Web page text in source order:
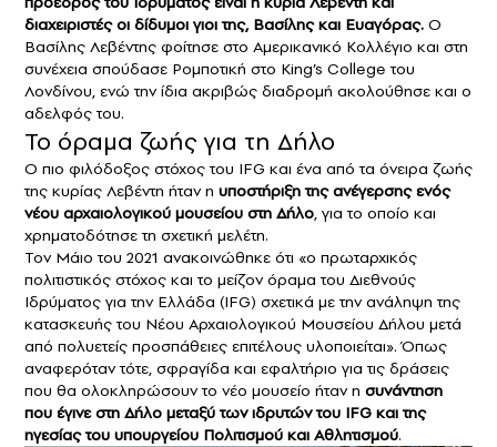
διαχειριστές οι δίδυμοι γιοι της, Βασίλης και Ευαγόρας. Ο
Βασίλης Λεβέντης φοίτησε στο Αμερικανικό Κολλέγιο και στη
συνέχεια σπούδασε Ρομποτική στο King’s College του
Λονδίνου, ενώ την ίδια ακριβώς διαδρομή ακολούθησε και ο
αδελφός του.
Το όραμα ζωής για τη Δήλο
Ο πιο φιλόδοξος στόχος του IFG και ένα από τα όνειρα ζωής
της κυρίας Λεβέντη ήταν η υποστήριξη της ανέγερσης ενός
νέου αρχαιολογικού μουσείου στη Δήλο, για το οποίο και
χρηματοδότησε τη σχετική μελέτη.
Τον Μάιο του 2021 ανακοινώθηκε ότι «ο πρωταρχικός
πολιτιστικός στόχος και το μείζον όραμα του Διεθνούς
Ιδρύματος για την Ελλάδα (IFG) σχετικά με την ανάληψη της
κατασκευής του Νέου Αρχαιολογικού Μουσείου Δήλου μετά
από πολυετείς προσπάθειες επιτέλους υλοποιείται». Όπως
αναφερόταν τότε, σφραγίδα και εφαλτήριο για τις δράσεις
που θα ολοκληρώσουν το νέο μουσείο ήταν η συνάντηση
που έγινε στη Δήλο μεταξύ των ιδρυτών του IFG και της
ηγεσίας του υπουργείου Πολιτισμού και Αθλητισμού.